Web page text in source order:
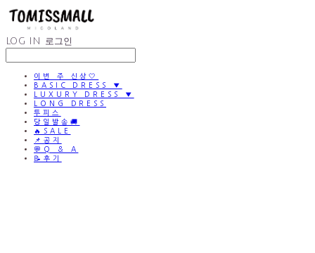
LOG IN 로그인
이번 주 신상🤍
BASIC DRESS ▼
LUXURY DRESS ▼
LONG DRESS
투피스
당일발송🚚
🔥SALE
📌공지
💬Q & A
📝후기